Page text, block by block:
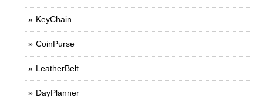
KeyChain
CoinPurse
LeatherBelt
DayPlanner